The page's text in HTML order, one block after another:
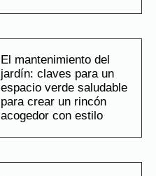
El mantenimiento del
jardín: claves para un
espacio verde saludable
para crear un rincón
acogedor con estilo